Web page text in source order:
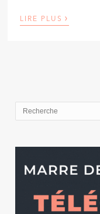
LIRE PLUS ›